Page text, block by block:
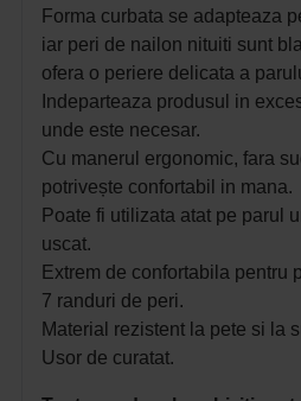
Forma curbata se adapteaza
iar peri de nailon nituiti sunt
ofera o periere delicata a
Indeparteaza produsul in
unde este necesar.
Cu manerul ergonomic, fara
potrivește confortabil in mana.
Poate fi utilizata atat pe parul
uscat.
Extrem de confortabila pentru
7 randuri de peri.
Material rezistent la pete si la
Usor de curatat.